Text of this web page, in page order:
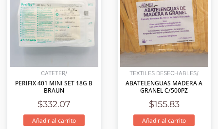
CATETER/
PERIFIX 401 MINI SET 18G B
BRAUN
$332.07
Añadir al carrito
TEXTILES DESECHABLES/
ABATELENGUAS MADERA A
GRANEL C/500PZ
$155.83
Añadir al carrito